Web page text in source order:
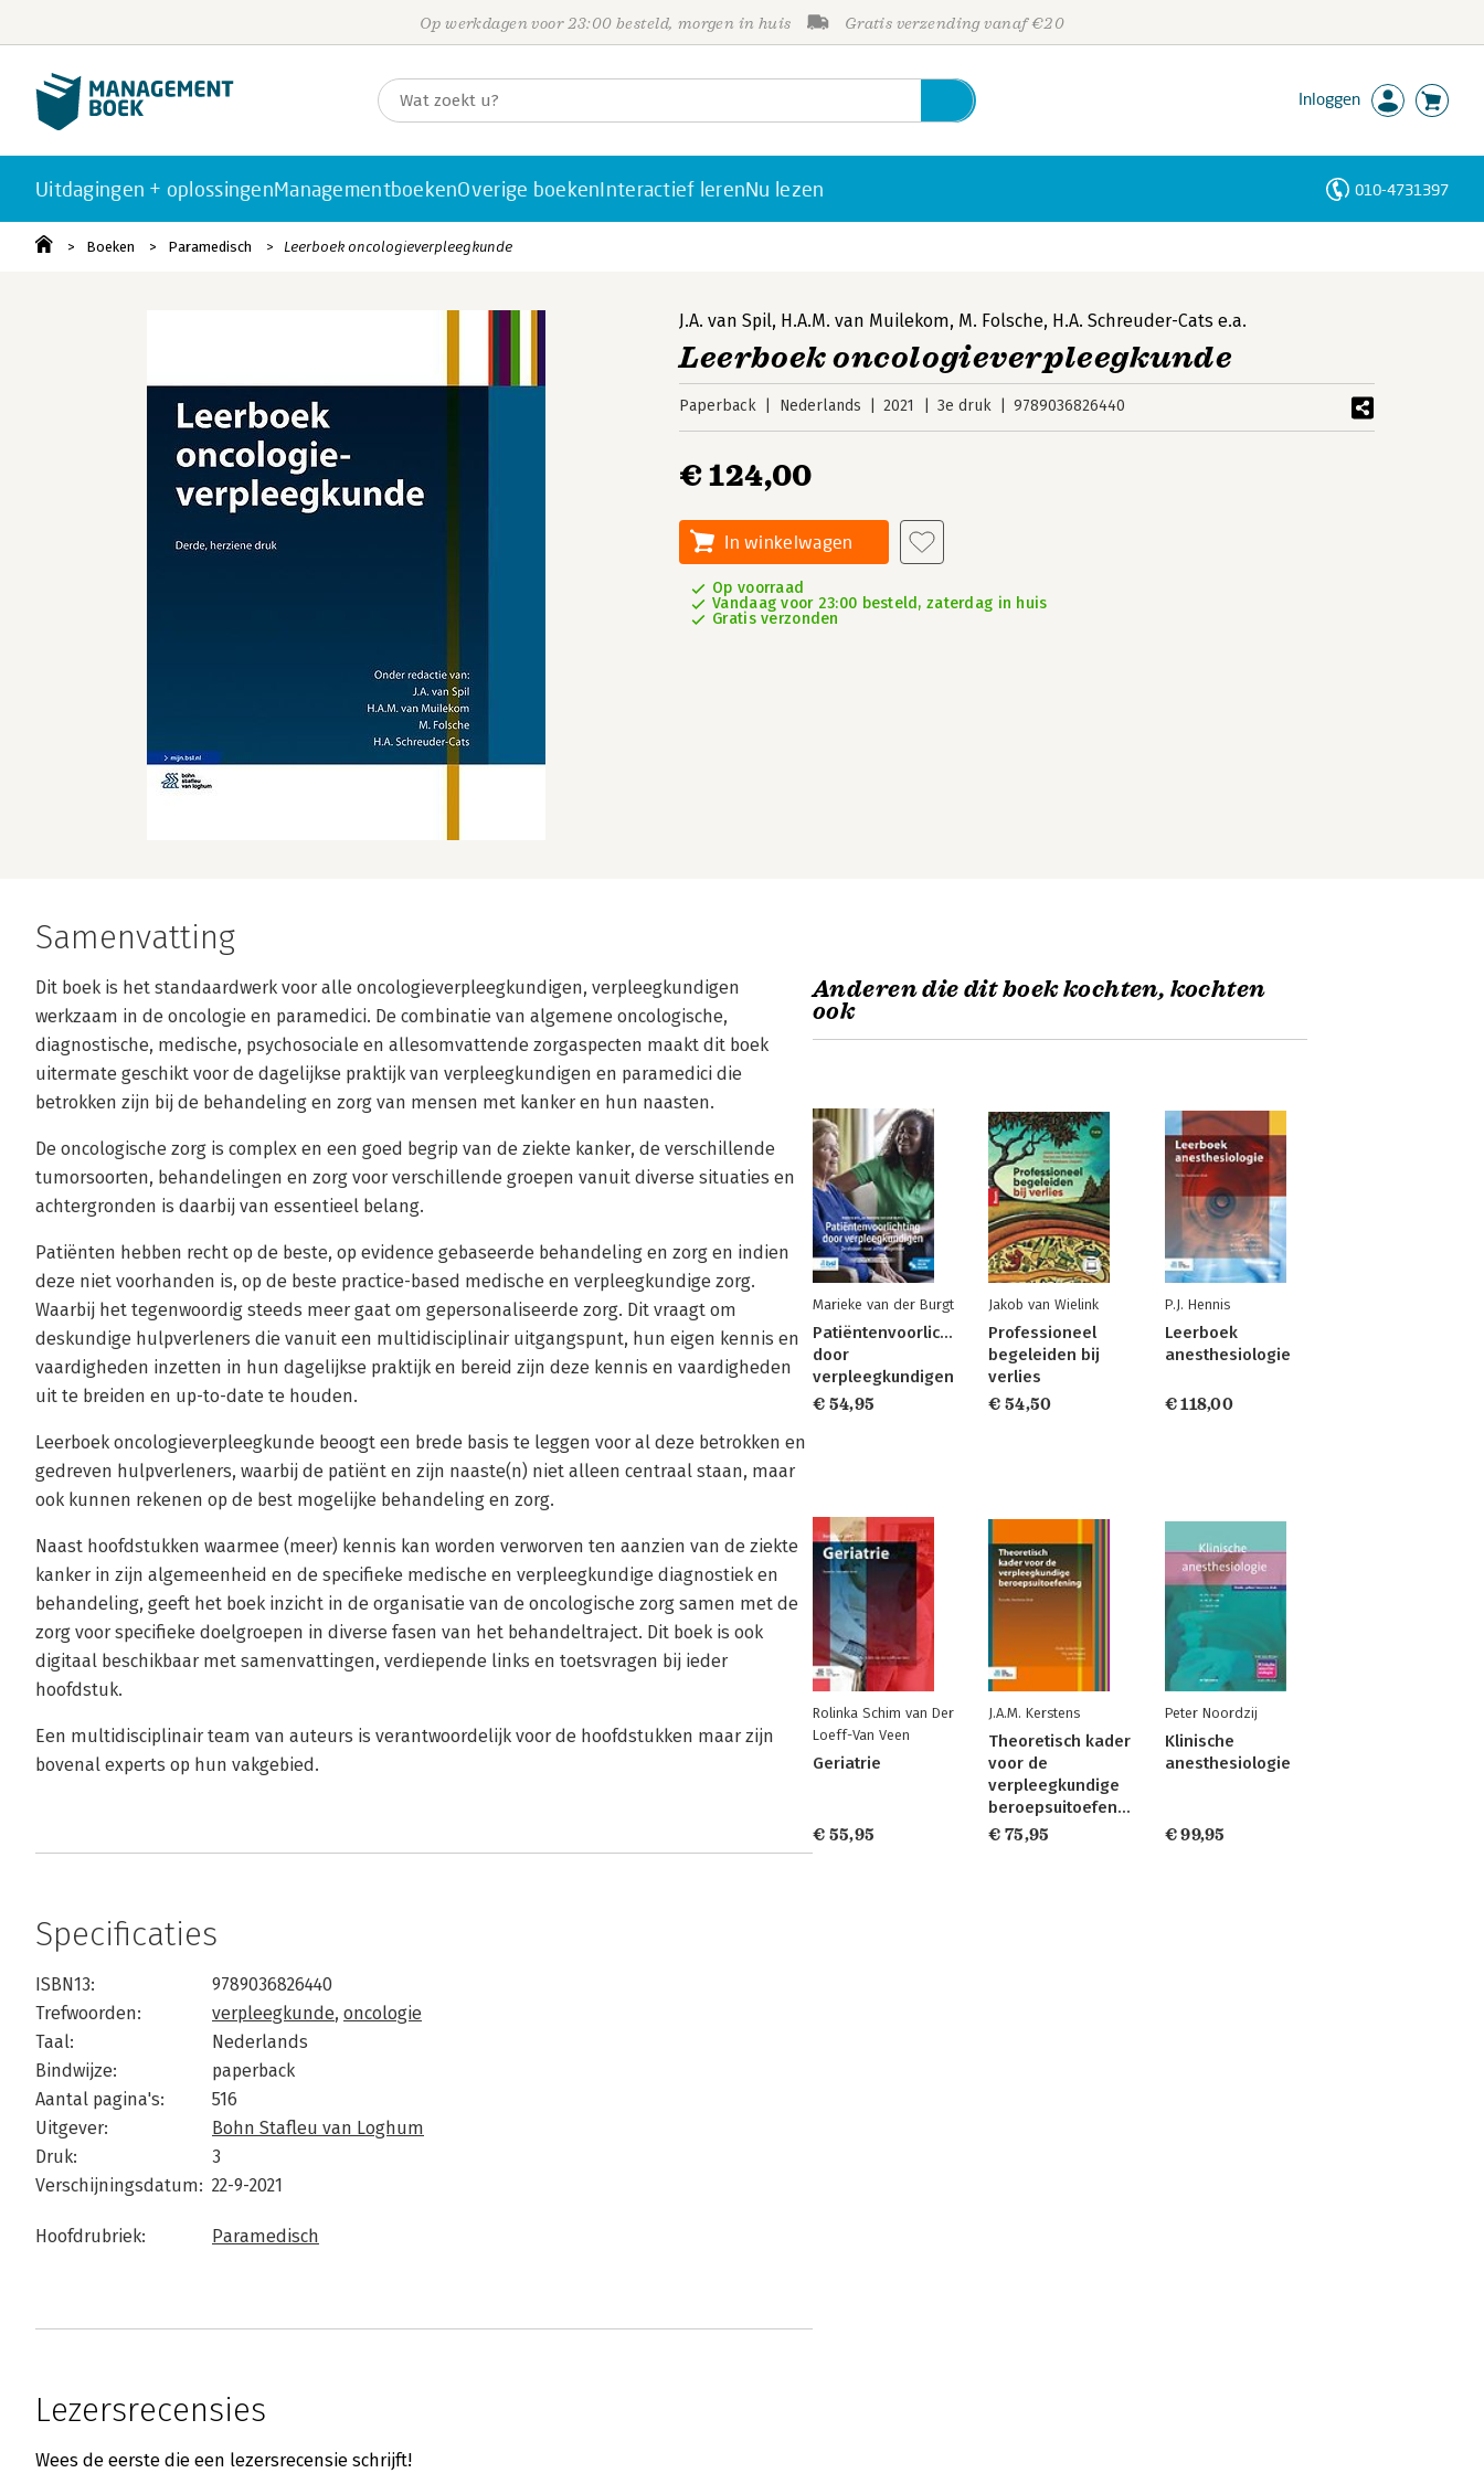
Op werkdagen voor 23:00 besteld, morgen in huis Gratis verzending vanaf €20
Inloggen
Uitdagingen + oplossingenManagementboekenOverige boekenInteractief lerenNu lezen 010-4731397
Boeken Paramedisch Leerboek oncologieverpleegkunde
J.A. van Spil, H.A.M. van Muilekom, M. Folsche, H.A. Schreuder-Cats e.a.
Leerboek oncologieverpleegkunde
Paperback Nederlands 2021 3e druk 9789036826440
€ 124,00
In winkelwagen
Op voorraad
Vandaag voor 23:00 besteld, zaterdag in huis
Gratis verzonden
Samenvatting
Dit boek is het standaardwerk voor alle oncologieverpleegkundigen, verpleegkundigen
werkzaam in de oncologie en paramedici. De combinatie van algemene oncologische,
diagnostische, medische, psychosociale en allesomvattende zorgaspecten maakt dit boek
uitermate geschikt voor de dagelijkse praktijk van verpleegkundigen en paramedici die
betrokken zijn bij de behandeling en zorg van mensen met kanker en hun naasten.
De oncologische zorg is complex en een goed begrip van de ziekte kanker, de verschillende
tumorsoorten, behandelingen en zorg voor verschillende groepen vanuit diverse situaties en
achtergronden is daarbij van essentieel belang.
Patiënten hebben recht op de beste, op evidence gebaseerde behandeling en zorg en indien
deze niet voorhanden is, op de beste practice-based medische en verpleegkundige zorg.
Waarbij het tegenwoordig steeds meer gaat om gepersonaliseerde zorg. Dit vraagt om
deskundige hulpverleners die vanuit een multidisciplinair uitgangspunt, hun eigen kennis en
vaardigheden inzetten in hun dagelijkse praktijk en bereid zijn deze kennis en vaardigheden
uit te breiden en up-to-date te houden.
Leerboek oncologieverpleegkunde beoogt een brede basis te leggen voor al deze betrokken en
gedreven hulpverleners, waarbij de patiënt en zijn naaste(n) niet alleen centraal staan, maar
ook kunnen rekenen op de best mogelijke behandeling en zorg.
Naast hoofdstukken waarmee (meer) kennis kan worden verworven ten aanzien van de ziekte
kanker in zijn algemeenheid en de specifieke medische en verpleegkundige diagnostiek en
behandeling, geeft het boek inzicht in de organisatie van de oncologische zorg samen met de
zorg voor specifieke doelgroepen in diverse fasen van het behandeltraject. Dit boek is ook
digitaal beschikbaar met samenvattingen, verdiepende links en toetsvragen bij ieder
hoofdstuk.
Een multidisciplinair team van auteurs is verantwoordelijk voor de hoofdstukken maar zijn
bovenal experts op hun vakgebied.
Specificaties
ISBN13:
9789036826440
Trefwoorden:
verpleegkunde, oncologie
Taal:
Nederlands
Bindwijze:
paperback
Aantal pagina's:
516
Uitgever:
Bohn Stafleu van Loghum
Druk:
3
Verschijningsdatum: 22-9-2021
Hoofdrubriek: Paramedisch
Lezersrecensies
Wees de eerste die een lezersrecensie schrijft!
Anderen die dit boek kochten, kochten
ook
Marieke van der Burgt
Patiëntenvoorlichting
door
verpleegkundigen
€ 54,95
Jakob van Wielink
Professioneel
begeleiden bij
verlies
€ 54,50
P.J. Hennis
Leerboek
anesthesiologie
€ 118,00
Rolinka Schim van Der
Loeff-Van Veen
Geriatrie
€ 55,95
J.A.M. Kerstens
Theoretisch kader
voor de
verpleegkundige
beroepsuitoefening
€ 75,95
Peter Noordzij
Klinische
anesthesiologie
€ 99,95
Personen